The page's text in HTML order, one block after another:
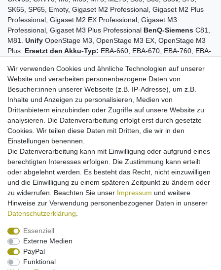
SK65, SP65, Emoty, Gigaset M2 Professional, Gigaset M2 Plus
Professional, Gigaset M2 EX Professional, Gigaset M3
Professional, Gigaset M3 Plus Professional BenQ-Siemens C81,
M81. Unify OpenStage M3, OpenStage M3 EX, OpenStage M3
Plus. Ersetzt den Akku-Typ: EBA-660, EBA-670, EBA-760, EBA-
A100, L36880-N7101-A110, L36880-N7101-A111, V30145-
K1310-X277, V30145-K1310-X289, V30145-K1310-X321,
V30145-K1310-X328, V30145-K1310-X329, V30145-K1310-
X363, V30145-K1310-X363, V30145-K1310-X398, V30145-
K1310-X453. Maße:ca. 52 x 38 x 4 mm.Kapazität: 600 mAh.
Stärkster erwerbbarer Akku dieser Modelle
Ausgestattet mit Qualitätszellen
geprüfte Qualitätsakkus
Kein Billigakku, sondern streng kontrollierte Markenware
nach allen EU-Normen
Überlade-, Hitze- und Kurzschlussschutz
Ladbar mit Originalnetzteil
High-End Li-Ion Technologie: hohe Kapazität ohne
Memory-Effekt
Wir verwenden Cookies und ähnliche Technologien auf unserer
Website und verarbeiten personenbezogene Daten von
Besucher:innen unserer Webseite (z.B. IP-Adresse), um z.B.
Inhalte und Anzeigen zu personalisieren, Medien von
Drittanbietern einzubinden oder Zugriffe auf unsere Website zu
analysieren. Die Datenverarbeitung erfolgt erst durch gesetzte
Cookies. Wir teilen diese Daten mit Dritten, die wir in den
Einstellungen benennen.
Die Datenverarbeitung kann mit Einwilligung oder aufgrund eines
berechtigten Interesses erfolgen. Die Zustimmung kann erteilt
oder abgelehnt werden. Es besteht das Recht, nicht einzuwilligen
und die Einwilligung zu einem späteren Zeitpunkt zu ändern oder
zu widerrufen. Beachten Sie unser Impressum und weitere
Hinweise zur Verwendung personenbezogener Daten in unserer
Daten­schutz­erklärung
Essenziell
Externe Medien
PayPal
Funktional